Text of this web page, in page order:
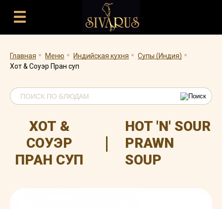
Главная . Меню . Индийская кухня . Супы (Индия) .
Хот & Соуэр Пран суп
ХОТ &
СОУЭР
ПРАН СУП
|
HOT 'N' SOUR
PRAWN
SOUP